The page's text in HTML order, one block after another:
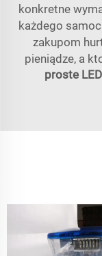
konkretne
każdego
zakupom
pieniądze, a
proste